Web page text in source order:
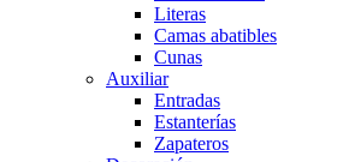
Literas
Camas abatibles
Cunas
Auxiliar
Entradas
Estanterías
Zapateros